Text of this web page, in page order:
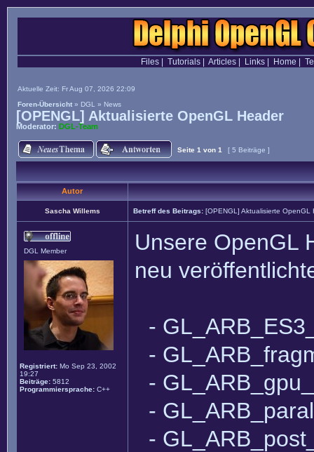
Files| Tutorials| Articles| Links| Home
Aktuelle Zeit: Fr Aug 07, 2026 22:09
Foren-Übersicht » DGL » News
[OPENGL] Aktualisierte OpenGL Header
Moderator: DGL-Team
Seite 1 von 1 [ 5 Beiträge ]
Autor
Sascha Willems Betreff des Beitrags: [OPENGL] Aktualisierte OpenGL
DGL Member
Registriert: Mo Sep 23, 2002
19:27
Beiträge: 5812
Programmiersprache: C++
Unsere OpenGL
neu
-
-
-
-
-